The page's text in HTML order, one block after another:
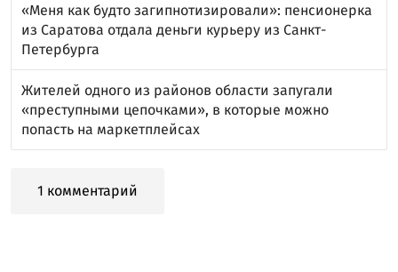
«Меня как будто загипнотизировали»: пенсионерка
из Саратова отдала деньги курьеру из Санкт-
Петербурга
Жителей одного из районов области запугали
«преступными цепочками», в которые можно
попасть на маркетплейсах
1 комментарий